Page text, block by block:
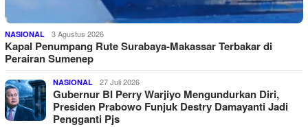
NASIONAL 3 Agustus 2026
Kapal Penumpang Rute Surabaya-Makassar Terbakar di
Perairan Sumenep
NASIONAL 27 Juli 2026
Gubernur BI Perry Warjiyo Mengundurkan Diri,
Presiden Prabowo Funjuk Destry Damayanti Jadi
Pengganti Pjs